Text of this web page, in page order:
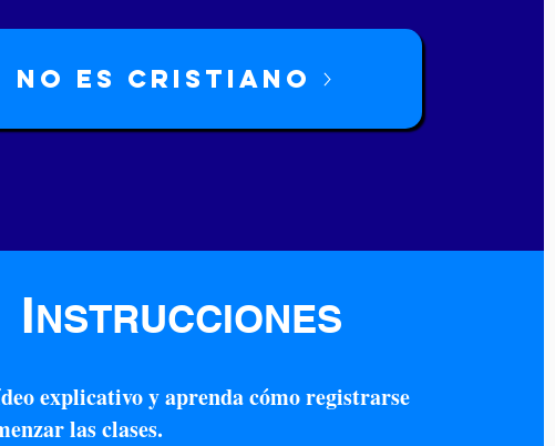
No es cristiano
INSTRUCCIONES
explicativo y aprenda cómo registrarse
las clases.